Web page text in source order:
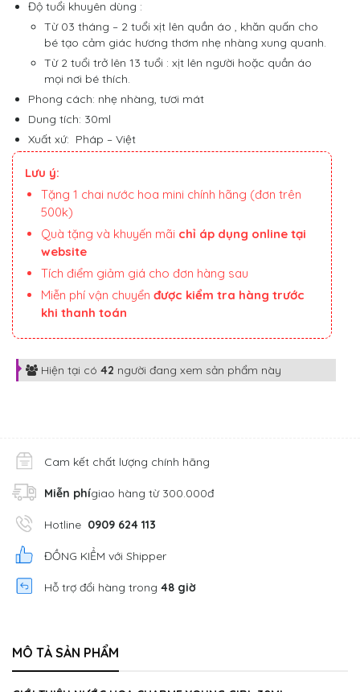
Độ tuổi khuyên dùng :
Từ 03 tháng – 2 tuổi xịt lên quần áo , khăn quấn cho
bé tạo cảm giác hương thơm nhẹ nhàng xung quanh.
Từ 2 tuổi trở lên 13 tuổi : xịt lên người hoặc quần áo
mọi nơi bé thích.
Phong cách: nhẹ nhàng, tươi mát
Dung tích: 30ml
Xuất xứ: Pháp – Việt
Lưu ý:
Tặng 1 chai nước hoa mini chính hãng (đơn trên
500k)
Quà tặng và khuyến mãi chỉ áp dụng online tại
website
Tích điểm giảm giá cho đơn hàng sau
Miễn phí vận chuyển được kiểm tra hàng trước
khi thanh toán
Hiện tại có 42 người đang xem sản phẩm này
Cam kết chất lượng chính hãng
Miễn phígiao hàng từ 300.000đ
Hotline 0909 624 113
ĐỒNG KIỂM với Shipper
Hỗ trợ đổi hàng trong 48 giờ
MÔ TẢ SẢN PHẨM